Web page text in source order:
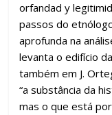
orfandad y
passos do
aprofunda na
levanta o edifício
também em J.
“a substância da
mas o que está